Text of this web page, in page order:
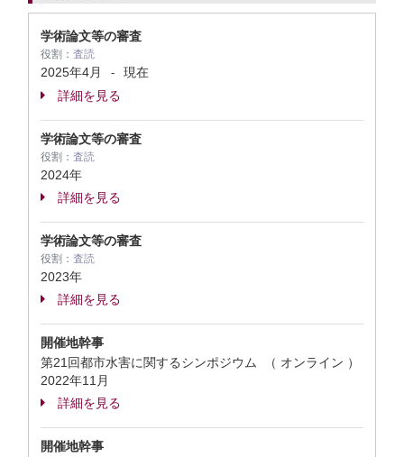
学術論文等の審査
役割： 査読
2025年4月 -
現在
詳細を見る
学術論文等の審査
役割： 査読
2024年
詳細を見る
学術論文等の審査
役割： 査読
2023年
詳細を見る
開催地幹事
第21回都市水害に関するシンポジウム （ オンライン ）
2022年11月
詳細を見る
開催地幹事